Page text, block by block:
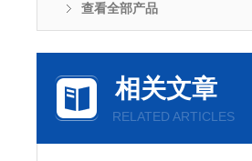
查看全部产品
相关文章
RELATED ARTICLES